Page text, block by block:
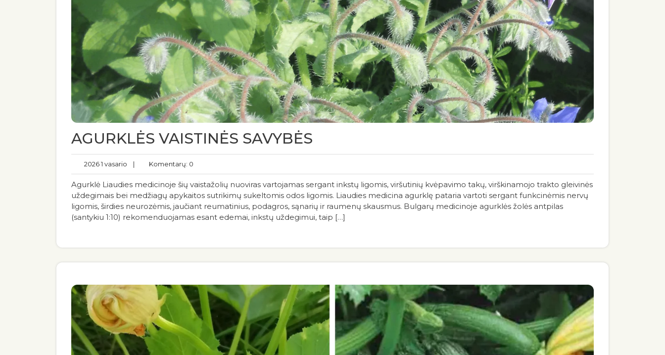
AGURKLĖS VAISTINĖS SAVYBĖS
2026 1 vasario | Komentarų: 0
Agurklė Liaudies medicinoje šių vaistažolių nuoviras vartojamas sergant inkstų ligomis, viršutinių kvėpavimo takų, virškinamojo trakto gleivinės
uždegimais bei medžiagų apykaitos sutrikimų sukeltomis odos ligomis. Liaudies medicina agurklę pataria vartoti sergant funkcinėmis nervų
ligomis, širdies neurozėmis, jaučiant reumatinius, podagros, sąnarių ir raumenų skausmus. Bulgarų medicinoje agurklės žolės antpilas
(santykiu 1:10) rekomenduojamas esant edemai, inkstų uždegimui, taip […]